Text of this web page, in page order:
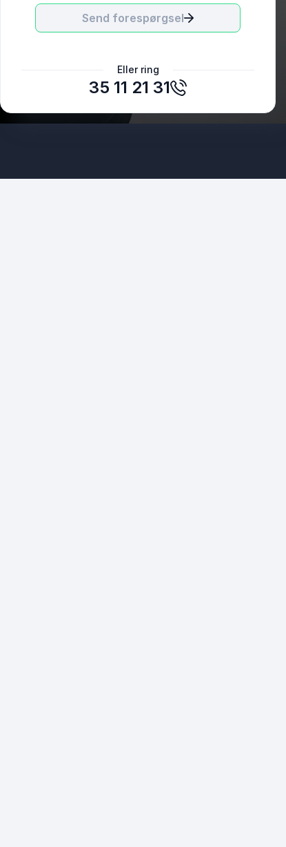
Send forespørgsel
Eller ring
35 11 21 31
Dansk Ejendomsmæglerforening kreds 8